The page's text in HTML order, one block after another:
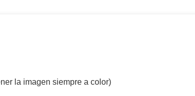
la imagen siempre a color)